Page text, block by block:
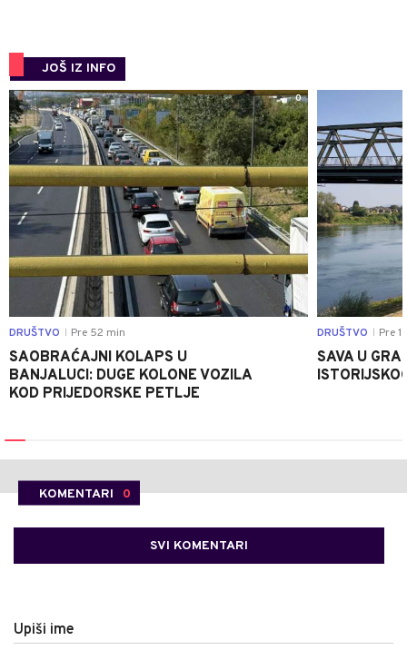
JOŠ IZ INFO
0
DRUŠTVO Pre 52 min
SAOBRAĆAJNI KOLAPS U
BANJALUCI: DUGE KOLONE VOZILA
KOD PRIJEDORSKE PETLJE
DRUŠTVO Pre 1
SAVA U
KOMENTARI 0
SVI KOMENTARI
Upiši ime